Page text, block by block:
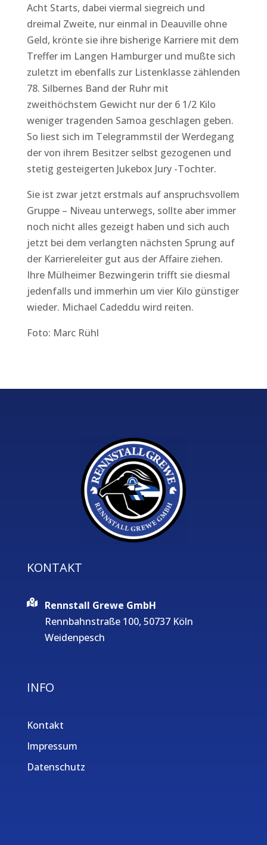
Acht Starts, dabei viermal siegreich und
dreimal Zweite, nur einmal in Deauville ohne
Geld, krönte sie ihre bisherige Karriere mit dem
Treffer im Langen Hamburger und mußte sich
zuletzt im ebenfalls zur Listenklasse zählenden
78. Silbernes Band der Ruhr mit
zweithöchstem Gewicht nur der 6 1/2 Kilo
weniger tragenden Samoa geschlagen geben.
So liest sich im Telegrammstil der Werdegang
der von ihrem Besitzer selbst gezogenen und
stetig gesteigerten Jukebox Jury -Tochter.
Sie ist zwar jetzt erstmals auf anspruchsvollem
Gruppe – Niveau unterwegs, sollte aber immer
noch nicht alles gezeigt haben und sich auch
jetzt bei dem verlangten nächsten Sprung auf
der Karriereleiter gut aus der Affaire ziehen.
Ihre Mülheimer Bezwingerin trifft sie diesmal
jedenfalls und immerhin um vier Kilo günstiger
wieder. Michael Cadeddu wird reiten.
Foto: Marc Rühl
KONTAKT
Rennstall Grewe GmbH
Rennbahnstraße 100, 50737 Köln
Weidenpesch
INFO
Kontakt
Impressum
Datenschutz